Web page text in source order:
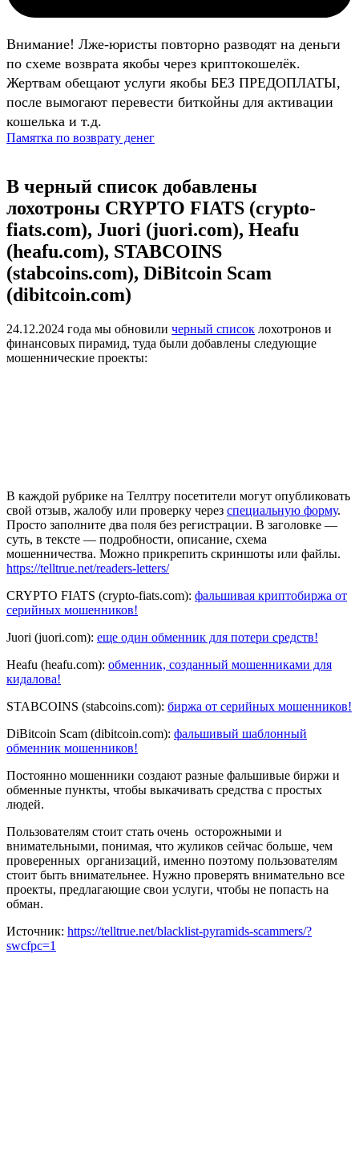
Внимание! Лже-юристы повторно разводят на деньги
по схеме возврата якобы через криптокошелёк.
Жертвам обещают услуги якобы БЕЗ ПРЕДОПЛАТЫ,
после вымогают перевести биткойны для активации
кошелька и т.д.
Памятка по возврату денег
В черный список добавлены
лохотроны CRYPTO FIATS (crypto-
fiats.com), Juori (juori.com), Heafu
(heafu.com), STABCOINS
(stabcoins.com), DiBitcoin Scam
(dibitcoin.com)
24.12.2024 года мы обновили черный список лохотронов и
финансовых пирамид, туда были добавлены следующие
мошеннические проекты:
В каждой рубрике на Теллтру посетители могут опубликовать
свой отзыв, жалобу или проверку через специальную форму.
Просто заполните два поля без регистрации. В заголовке —
суть, в тексте — подробности, описание, схема
мошенничества. Можно прикрепить скриншоты или файлы.
https://telltrue.net/readers-letters/
CRYPTO FIATS (crypto-fiats.com): фальшивая криптобиржа от
серийных мошенников!
Juori (juori.com): еще один обменник для потери средств!
Heafu (heafu.com): обменник, созданный мошенниками для
кидалова!
STABCOINS (stabcoins.com): биржа от серийных мошенников!
DiBitcoin Scam (dibitcoin.com): фальшивый шаблонный
обменник мошенников!
Постоянно мошенники создают разные фальшивые биржи и
обменные пункты, чтобы выкачивать средства с простых
людей.
Пользователям стоит стать очень осторожными и
внимательными, понимая, что жуликов сейчас больше, чем
проверенных организаций, именно поэтому пользователям
стоит быть внимательнее. Нужно проверять внимательно все
проекты, предлагающие свои услуги, чтобы не попасть на
обман.
Источник: https://telltrue.net/blacklist-pyramids-scammers/?
swcfpc=1